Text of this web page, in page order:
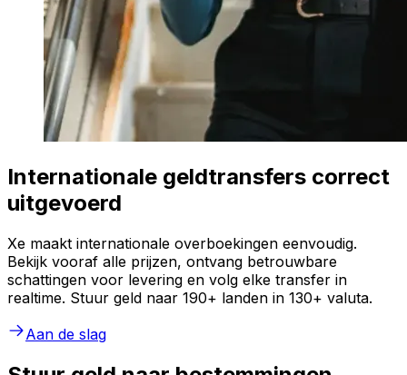
Internationale geldtransfers correct
uitgevoerd
Xe maakt internationale overboekingen eenvoudig.
Bekijk vooraf alle prijzen, ontvang betrouwbare
schattingen voor levering en volg elke transfer in
realtime. Stuur geld naar 190+ landen in 130+ valuta.
Aan de slag